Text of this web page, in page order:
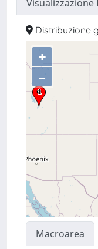
Visualizzazione
Distribuzione
+
–
Macroarea